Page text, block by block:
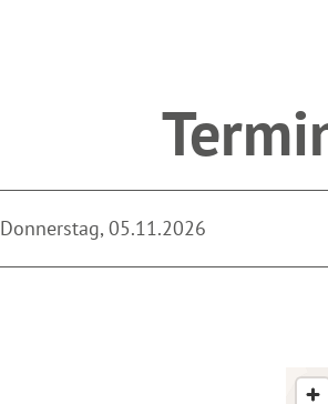
Donnerstag, 05.11.2026